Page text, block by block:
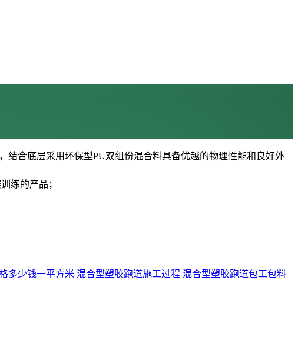
结合底层采用环保型PU双组份混合料具备优越的物理性能和良好外
练的产品；
多少钱一平方米 混合型塑胶跑道施工过程 混合型塑胶跑道包工包料